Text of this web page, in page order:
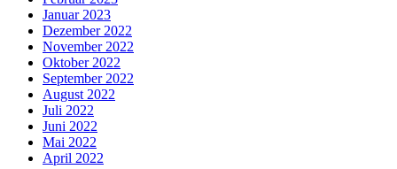
Januar 2023
Dezember 2022
November 2022
Oktober 2022
September 2022
August 2022
Juli 2022
Juni 2022
Mai 2022
April 2022